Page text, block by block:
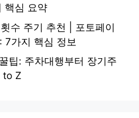
핵심 요약
수 주기 추천 | 포토페이
7가지 핵심 정보
팁: 주차대행부터 장기주
to Z